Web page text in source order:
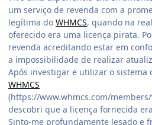
um serviço de revenda com a
legítima do WHMCS, quando na
oferecido era uma licença pirata.
revenda acreditando estar em
a impossibilidade de realizar
Após investigar e utilizar o sistema
WHMCS
(https://www.whmcs.com/
descobri que a licença fornecida
Sinto-me profundamente lesado e